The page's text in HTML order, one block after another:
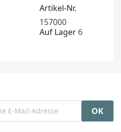
Artikel-Nr.
157000
Auf Lager 6